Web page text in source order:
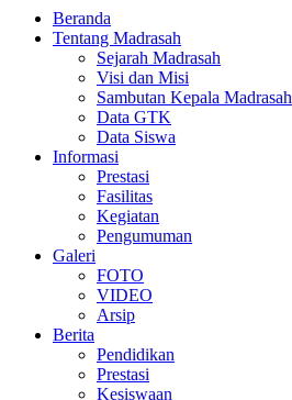
Beranda
Tentang Madrasah
Sejarah Madrasah
Visi dan Misi
Sambutan Kepala Madrasah
Data GTK
Data Siswa
Informasi
Prestasi
Fasilitas
Kegiatan
Pengumuman
Galeri
FOTO
VIDEO
Arsip
Berita
Pendidikan
Prestasi
Kesiswaan